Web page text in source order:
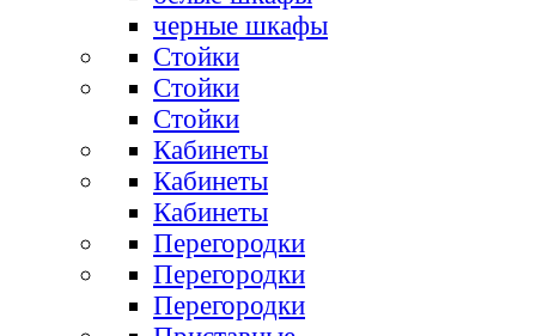
черные шкафы
Стойки
Стойки
Стойки
Кабинеты
Кабинеты
Кабинеты
Перегородки
Перегородки
Перегородки